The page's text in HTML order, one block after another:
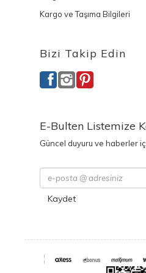
Kargo ve Taşıma Bilgileri
Bizi Takip Edin
E-Bulten Listemize
Güncel duyuru ve haberler
Kaydet